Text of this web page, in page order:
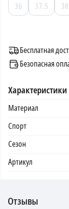
36 37.5 38
Бесплатная
Безопасная
Характеристики
Материал
Спорт
Сезон
Артикул
Отзывы